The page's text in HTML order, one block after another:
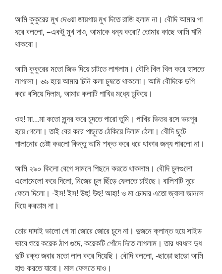
আমি কুকুরের মুখ দেওয়া জায়গায় মুখ দিতে রাজি হলাম না। বৌদি আমার পা
ধরে বললো, –একটু মুখ দাও, আমাকে ধন্য করো? তোমার কাছে আমি ঋনি
থাকবো।
আমি কুকুরের মতো জিভ দিয়ে চাটতে লাগলাম। বৌদি খিল খিল করে হাসতে
লাগলো। ৬৯ হয়ে আমার চিনি কলা চুষতে থাকলো। আমি বৌদিকে ডগি
করে বসিয়ে দিলাম, আমার কলাটি পাখির মধ্যে ঢুকিয়ে।
ওহ! মা…মা কতো সুন্দর করে চুদতে পারো তুমি। পাখির ভিতর রসে ভরপুর
হয়ে গেলো। তাই বের করে পাছুতে ঠেকিয়ে দিলাম ঠেলা। বৌদি ছুটে
পালানোর চেষ্টা করলো কিন্তু আমি শক্ত করে ধরে থাকার জন্য পারলো না।
আমি ২৯০ কিলো বেগে সামনে পিছনে করতে থাকলাম। বৌদি চুলগুলো
এলোমেলো করে দিলো, নিজের চুল ছিঁড়ে ফেলতে চাইছে। বালিশটি দূরে
ফেলে দিলো। -ইস! ইস! উহু! উহু! আহা! ও মা চোদার এতো জ্বালা জানলে
বিয়ে করতাম না।
তোর দাদাই ভালো গে মা জোরে জোরে চুদে না। দুজনে ক্লান্ত হয়ে সাইড
ভাবে শুয়ে কয়েক ঠাপ গুদে, কয়েকটি পোঁদে দিতে লাগলাম। তার ধবধবে দুধ
দুটি রক্ত জবার মতো লাল করে দিয়েছি। বৌদি বললো, -ছাড়ো ছাড়ো আমি
হাগু করতে যাবো। মাল ফেলতে দাও।